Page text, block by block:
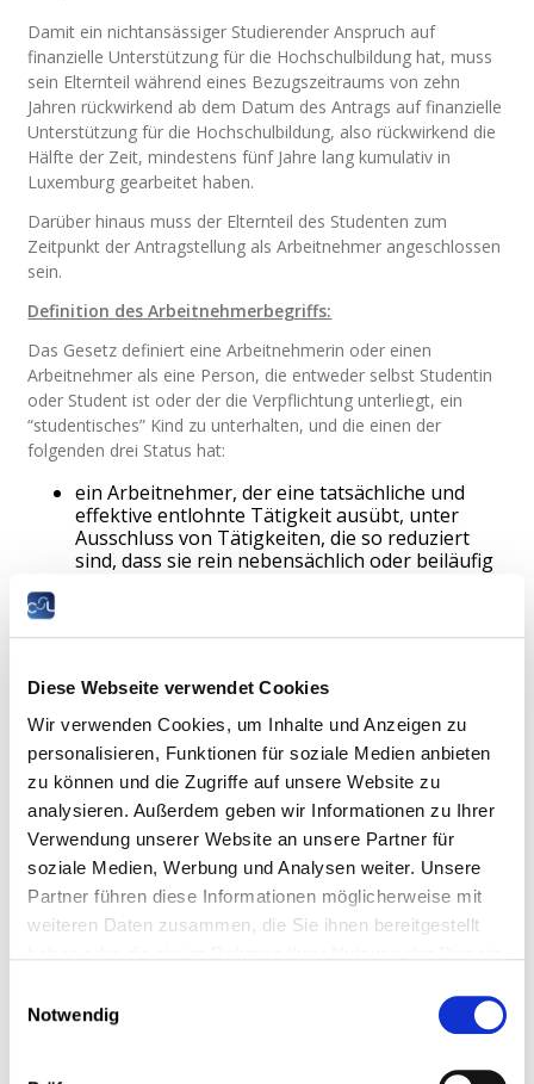
Diese Webseite verwendet Cookies
Wir verwenden Cookies, um Inhalte und Anzeigen zu
personalisieren, Funktionen für soziale Medien anbieten
zu können und die Zugriffe auf unsere Website zu
analysieren. Außerdem geben wir Informationen zu Ihrer
Verwendung unserer Website an unsere Partner für
soziale Medien, Werbung und Analysen weiter. Unsere
Partner führen diese Informationen möglicherweise mit
weiteren Daten zusammen, die Sie ihnen bereitgestellt
Notwendig
Damit ein nichtansässiger Studierender Anspruch auf
finanzielle Unterstützung für die Hochschulbildung hat, muss
sein Elternteil während eines Bezugszeitraums von zehn
Jahren rückwirkend ab dem Datum des Antrags auf finanzielle
Unterstützung für die Hochschulbildung, also rückwirkend die
Hälfte der Zeit, mindestens fünf Jahre lang kumulativ in
Luxemburg gearbeitet haben.
Darüber hinaus muss der Elternteil des Studenten zum
Zeitpunkt der Antragstellung als Arbeitnehmer angeschlossen
sein.
Definition des Arbeitnehmerbegriffs:
Das Gesetz definiert eine Arbeitnehmerin oder einen
Arbeitnehmer als eine Person, die entweder selbst Studentin
oder Student ist oder der die Verpflichtung unterliegt, ein
“studentisches” Kind zu unterhalten, und die einen der
folgenden drei Status hat:
ein Arbeitnehmer, der eine tatsächliche und
effektive entlohnte Tätigkeit ausübt, unter
Ausschluss von Tätigkeiten, die so reduziert
sind, dass sie rein nebensächlich oder beiläufig
oder nebensächlich angesehen werden können,
und der dem Großherzogtum Luxemburg
zwangsweise und ständig angegliedert ist;
eine Person, die den Status eines
Arbeitnehmers beibehält oder einer der
folgenden Kategorien angehört: eine Person,
die eine nach den luxemburgischen
Rechtsvorschriften geschuldete Rente bezieht,
und ein Arbeitnehmer, der eine Invaliditätsrente
bezieht.
herstellt